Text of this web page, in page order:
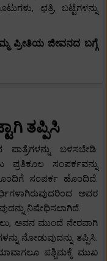
ಛತ್ರಿ, ಬಟ್ಟೆಗಳನ್ನು
ಪ್ರೀತಿಯ ಜೀವನದ ಬಗ್ಗೆ
ತಪ್ಪಿಸಿ
ಪಾತ್ರೆಗಳನ್ನು ಬಳಸಬೇಡಿ.
ಸಂಪರ್ಕವನ್ನು
ಸಂಪರ್ಕ ಹೊಂದಿದೆ.
ಅವರ
ನಿಷೇಧಿಸಲಾಗಿದೆ.
ಅವನ ಮುಂದೆ ನೇರವಾಗಿ
ನೋಡುವುದನ್ನು ತಪ್ಪಿಸಿ.
ಪಶ್ಚಿಮಕ್ಕೆ ಮುಖ